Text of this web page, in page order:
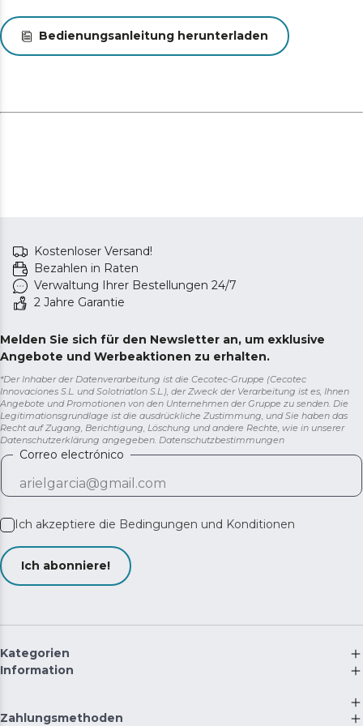
Bedienungsanleitung herunterladen
Kostenloser Versand!
Bezahlen in Raten
Verwaltung Ihrer Bestellungen 24/7
2 Jahre Garantie
Melden Sie sich für den Newsletter an, um exklusive
Angebote und Werbeaktionen zu erhalten.
*Der Inhaber der Datenverarbeitung ist die Cecotec-Gruppe (Cecotec
Innovaciones S.L. und Solotriatlon S.L.), der Zweck der Verarbeitung ist es, Ihnen
Angebote und Promotionen von den Unternehmen der Gruppe zu senden. Die
Legitimationsgrundlage ist die ausdrückliche Zustimmung, und Sie haben das
Recht auf Zugang, Berichtigung, Löschung und andere Rechte, wie in unserer
Datenschutzerklärung angegeben. Datenschutzbestimmungen
Correo electrónico
Ich akzeptiere die Bedingungen und Konditionen
Ich abonniere!
Kategorien
Information
Zahlungsmethoden